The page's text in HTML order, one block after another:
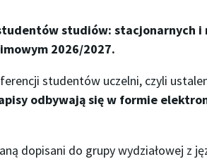
studiów: stacjonarnych i
2026/2027.
studentów uczelni, czyli
odbywają się w formie
dopisani do grupy wydziałowej z